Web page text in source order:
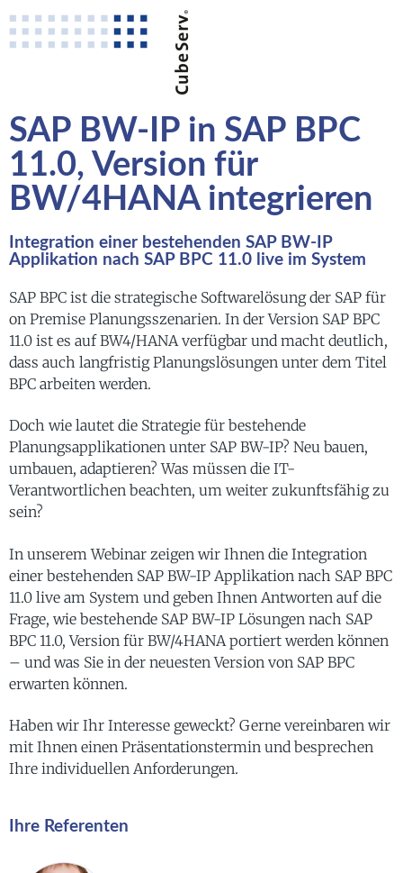
SAP BW-IP in SAP BPC
11.0, Version für
BW/4HANA integrieren
Integration einer bestehenden SAP BW-IP
Applikation nach SAP BPC 11.0 live im System
SAP BPC ist die strategische Softwarelösung der SAP für
on Premise Planungsszenarien. In der Version SAP BPC
11.0 ist es auf BW4/HANA verfügbar und macht deutlich,
dass auch langfristig Planungslösungen unter dem Titel
BPC arbeiten werden.
Doch wie lautet die Strategie für bestehende
Planungsapplikationen unter SAP BW-IP? Neu bauen,
umbauen, adaptieren? Was müssen die IT-
Verantwortlichen beachten, um weiter zukunftsfähig zu
sein?
In unserem Webinar zeigen wir Ihnen die Integration
einer bestehenden SAP BW-IP Applikation nach SAP BPC
11.0 live am System und geben Ihnen Antworten auf die
Frage, wie bestehende SAP BW-IP Lösungen nach SAP
BPC 11.0, Version für BW/4HANA portiert werden können
– und was Sie in der neuesten Version von SAP BPC
erwarten können.
Haben wir Ihr Interesse geweckt? Gerne vereinbaren wir
mit Ihnen einen Präsentationstermin und besprechen
Ihre individuellen Anforderungen.
Ihre Referenten